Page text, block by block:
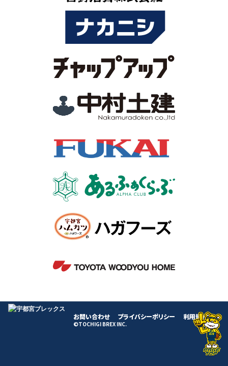
お問い合わせ プライバシーポリシー 利用規約
©TOCHIGI BREX INC.